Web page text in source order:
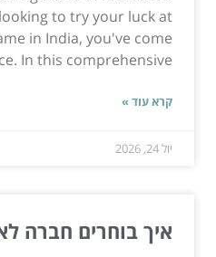
to try your luck at
in India, you've come
In this comprehensive...
קרא עוד »
יול 24, 2026
איך בוחרים חברה